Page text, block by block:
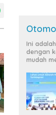
Ini
dengan
mudah